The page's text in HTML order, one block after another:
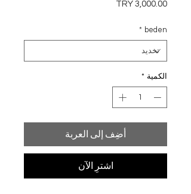
beden
*
الكمية *
أضِف إلى العربة
اشترِ الآن